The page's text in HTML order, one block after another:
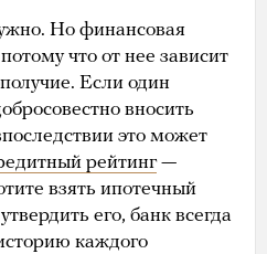
Но финансовая
что от нее зависит
Если один
вносить
это может
рейтинг—
взять ипотечный
его, банк всегда
каждого